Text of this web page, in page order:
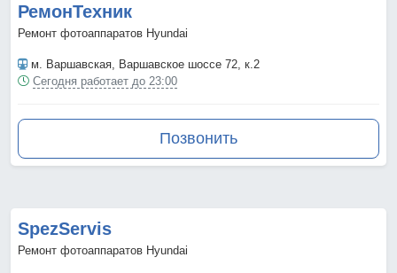
РемонТехник
Ремонт фотоаппаратов Hyundai
м. Варшавская , Варшавское шоссе 72, к.2
Сегодня работает до 23:00
Позвонить
SpezServis
Ремонт фотоаппаратов Hyundai